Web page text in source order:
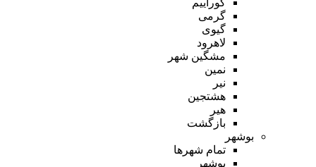
گرمی
گیوی
لاهرود
مشگین شهر
نمین
نیر
هشتجین
هیر
بازگشت
بوشهر
تمام شهر‌ها
بوشهر